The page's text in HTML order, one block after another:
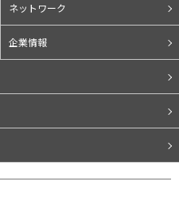
ネットワーク
企業情報